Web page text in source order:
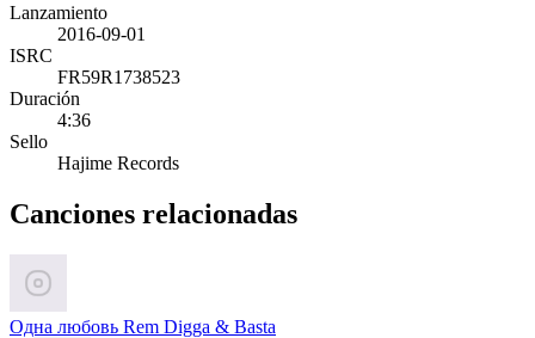
Lanzamiento
2016-09-01
ISRC
FR59R1738523
Duración
4:36
Sello
Hajime Records
Canciones relacionadas
Одна любовь Rem Digga & Basta